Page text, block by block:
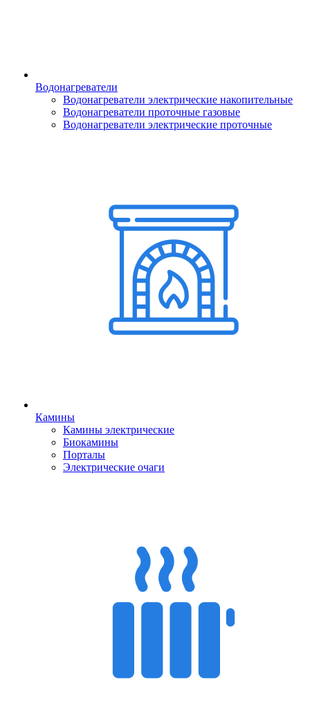
Водонагреватели
Водонагреватели электрические накопительные
Водонагреватели проточные газовые
Водонагреватели электрические проточные
Камины
Камины электрические
Биокамины
Порталы
Электрические очаги